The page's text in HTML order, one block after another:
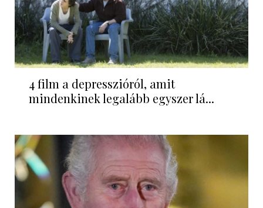
4 film a depresszióról, amit
mindenkinek legalább egyszer lá...